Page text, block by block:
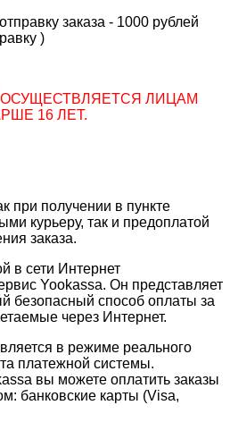
заказа - 1000 рублей
)
ЛИЦАМ
16 ЛЕТ.
при получении в пункте
курьеру, так и предоплатой
заказа.
в сети Интернет
Yookassa. Он представляет
безопасный способ оплаты за
через Интернет.
в режиме реального
платежной системы.
вы можете оплатить заказы
банковские карты (Visa,